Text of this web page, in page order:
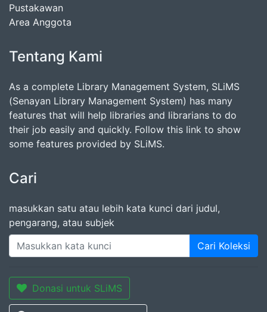
Pustakawan
Area Anggota
Tentang Kami
As a complete Library Management System, SLiMS
(Senayan Library Management System) has many
features that will help libraries and librarians to do
their job easily and quickly. Follow this link to show
some features provided by SLiMS.
Cari
masukkan satu atau lebih kata kunci dari judul,
pengarang, atau subjek
Cari Koleksi
Donasi untuk SLiMS